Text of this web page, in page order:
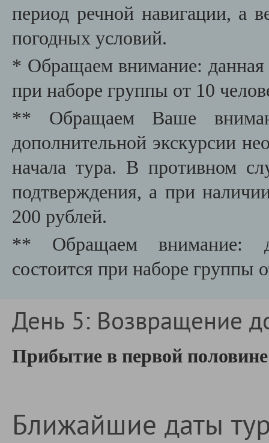
период речной навигации, а
погодных условий.
* Обращаем внимание: данная
при наборе группы от 10
** Обращаем Ваше
дополнительной экскурсии
начала тура. В противном
подтверждения, а при
200 рублей.
** Обращаем внимание:
состоится при наборе группы
День 5: Возвращение
Прибытие в первой
Ближайшие даты